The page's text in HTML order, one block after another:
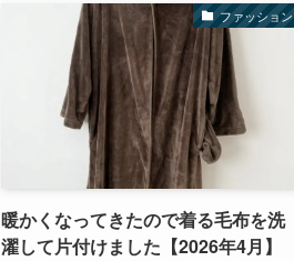
ファッション
暖かくなってきたので着る毛布を洗
濯して片付けました【2026年4月】